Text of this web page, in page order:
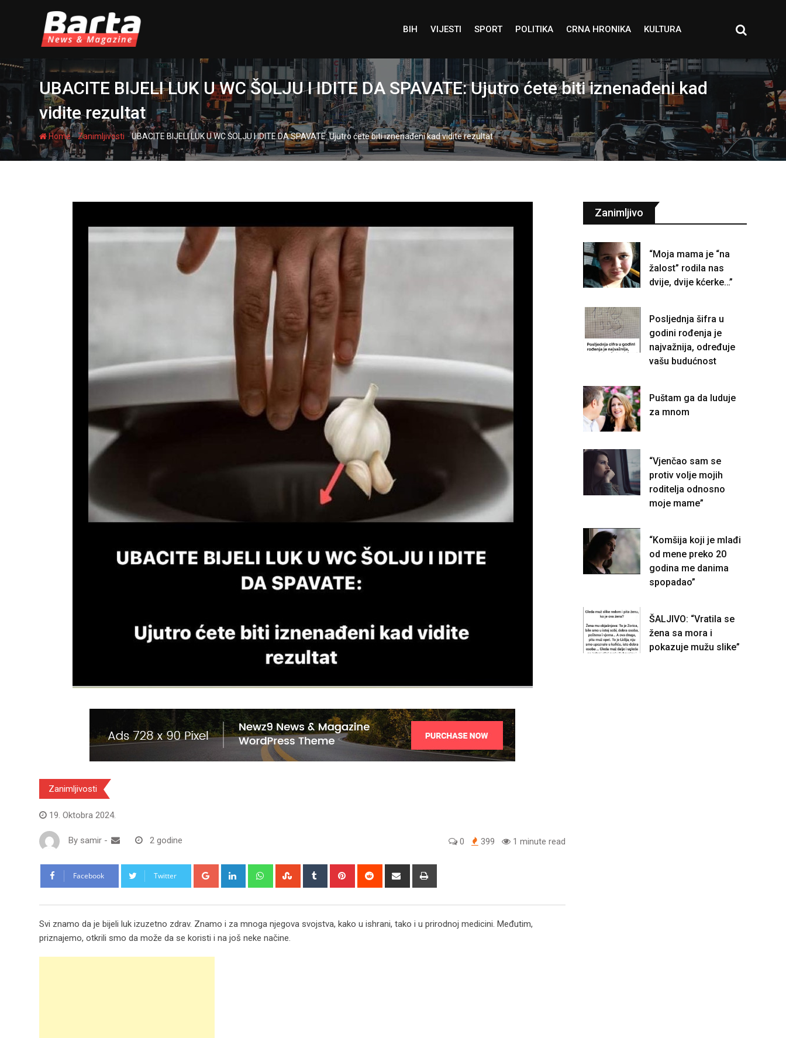
BIH VIJESTI SPORT POLITIKA CRNA HRONIKA KULTURA
UBACITE BIJELI LUK U WC ŠOLJU I IDITE DA SPAVATE: Ujutro ćete biti iznenađeni kad
vidite rezultat
Home-Zanimljivosti -UBACITE BIJELI LUK U WC ŠOLJU I IDITE DA SPAVATE: Ujutro ćete biti iznenađeni kad vidite rezultat
Zanimljivosti
19. Oktobra 2024.
By samir - 2 godine 0 399 1 minute read
Facebook Twitter Google+ LinkedIn WhatsappStumbleUpon
Tumblr Pinterest Reddit
Share
Svi znamo da je bijeli luk izuzetno zdrav. Znamo i za mnoga njegova svojstva, kako u ishrani, tako i u prirodnoj medicini. Međutim,
priznajemo, otkrili smo da može da se koristi i na još neke načine.
Zanimljivo
“Moja mama je “na
žalost” rodila nas
dvije, dvije kćerke…”
Posljednja šifra u
godini rođenja je
najvažnija, određuje
vašu budućnost
Puštam ga da luduje
za mnom
“Vjenčao sam se
protiv volje mojih
roditelja odnosno
moje mame”
“Komšija koji je mlađi
od mene preko 20
godina me danima
spopadao”
ŠALJIVO: “Vratila se
žena sa mora i
pokazuje mužu slike”